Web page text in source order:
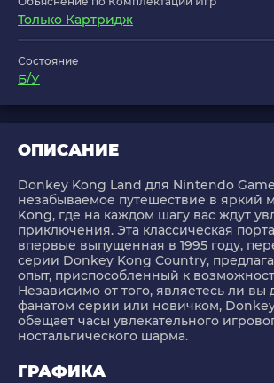
Только Картридж
Состояние
Б/У
ОПИСАНИЕ
Donkey Kong Land для Nintendo
незабываемое путешествие в яркий
Kong, где на каждом шагу вас ждут
приключения. Эта классическая
впервые выпущенная в 1995 году,
серии Donkey Kong Country,
опыт, приспособленный к
Независимо от того, являетесь ли вы
фанатом серии или новичком,
обещает часы увлекательного
ностальгического шарма.
ГРАФИКА